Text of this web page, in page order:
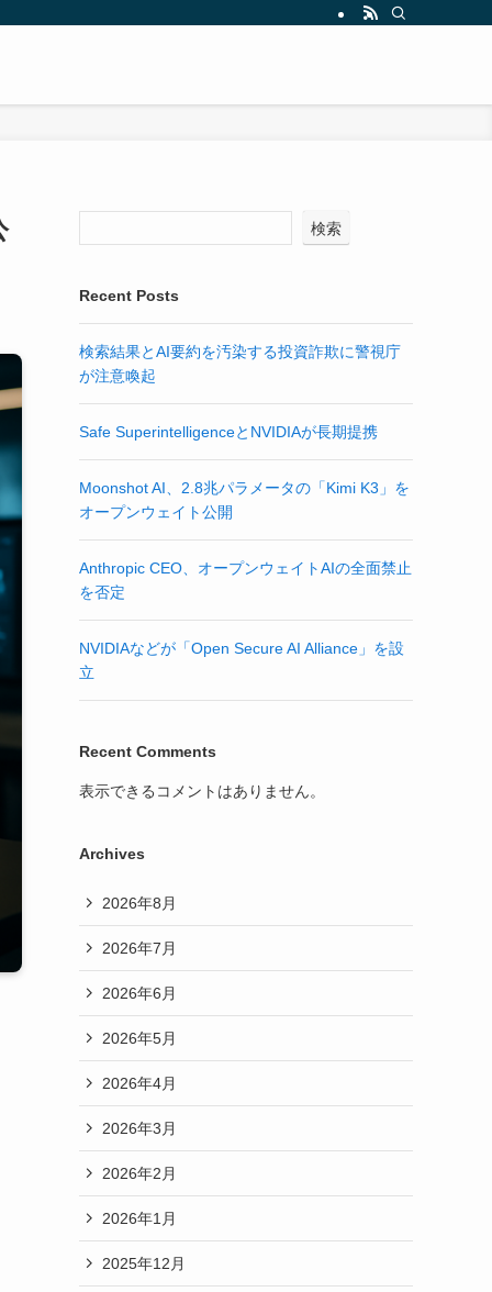
検索
Recent Posts
検索結果とAI要約を汚染する投資詐欺に警視庁
が注意喚起
Safe SuperintelligenceとNVIDIAが長期提携
Moonshot AI、2.8兆パラメータの「Kimi K3」を
オープンウェイト公開
Anthropic CEO、オープンウェイトAIの全面禁止
を否定
NVIDIAなどが「Open Secure AI Alliance」を設
立
Recent Comments
表示できるコメントはありません。
Archives
2026年8月
2026年7月
2026年6月
2026年5月
2026年4月
2026年3月
2026年2月
2026年1月
2025年12月